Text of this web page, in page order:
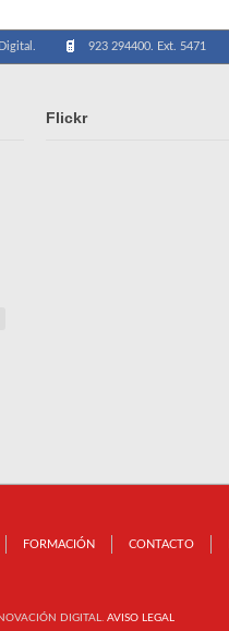
923 294400. Ext. 5471
Flickr
FORMACIÓN CONTACTO
DIGITAL. AVISO LEGAL